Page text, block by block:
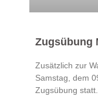
Zugsübung
Zusätzlich zur
Samstag, dem
Zugsübung